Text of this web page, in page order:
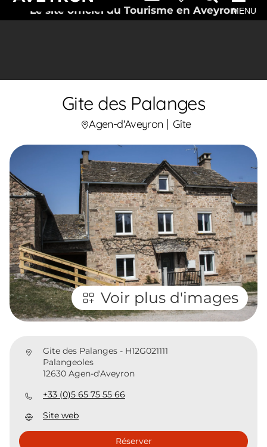
Le site officiel du Tourisme en AveyronMENU
Gite des Palanges
Agen-d'Aveyron Gîte
Voir plus d'images
Gite des Palanges - H12G021111
Palangeoles
12630 Agen-d'Aveyron
+33 (0)5 65 75 55 66
Site web
Réserver